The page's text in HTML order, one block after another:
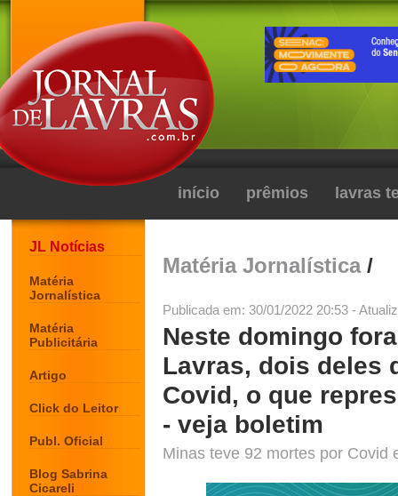
início prêmios lavras
JL Notícias
Matéria
Jornalística
Matéria
Publicitária
Artigo
Click do Leitor
Publ. Oficial
Blog Sabrina
Cicareli
Matéria Jornalística/
Publicada em: 30/01/2022 20:53 -
Neste domingo
Lavras, dois deles
Covid, o que
- veja boletim
Minas teve 92 mortes por Covid